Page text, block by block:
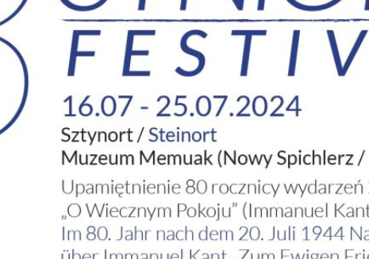
Blog
Spenden
Kontakt
Deutsch